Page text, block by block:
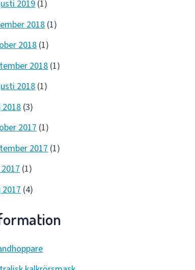
2019(1)
2018(1)
2018(1)
2018 (1)
2018(1)
2018(3)
2017(1)
2017 (1)
(1)
(4)